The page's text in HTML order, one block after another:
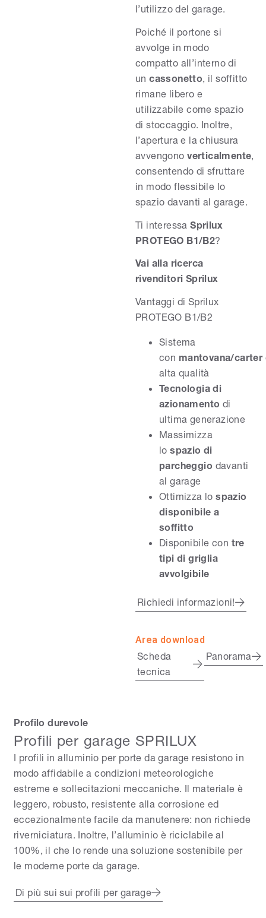
l’utilizzo del garage.
Poiché il portone si
avvolge in modo
compatto all’interno di
uncassonetto, il soffitto
rimane libero e
utilizzabile come spazio
di stoccaggio. Inoltre,
l’apertura e la chiusura
avvengonoverticalmente,
consentendo di sfruttare
in modo flessibile lo
spazio davanti al garage.
Ti interessaSprilux
PROTEGO B1/B2?
Vai alla ricerca
rivenditori Sprilux
Vantaggi di Sprilux
PROTEGO B1/B2
Sistema
con mantovana/carter
alta qualità
Tecnologia di
azionamento di
ultima generazione
Massimizza
lospazio di
parcheggio davanti
al garage
Ottimizza lospazio
disponibile a
soffitto
Disponibile con tre
tipi di griglia
avvolgibile
Richiedi informazioni!
Area download
Scheda
tecnica
Panorama
Profilo durevole
Profili per garage SPRILUX
I profili in alluminio per porte da garage resistono in
modo affidabile a condizioni meteorologiche
estreme e sollecitazioni meccaniche. Il materiale è
leggero, robusto, resistente alla corrosione ed
eccezionalmente facile da manutenere: non richiede
riverniciatura. Inoltre, l’alluminio è riciclabile al
100%, il che lo rende una soluzione sostenibile per
le moderne porte da garage.
Di più sui sui profili per garage